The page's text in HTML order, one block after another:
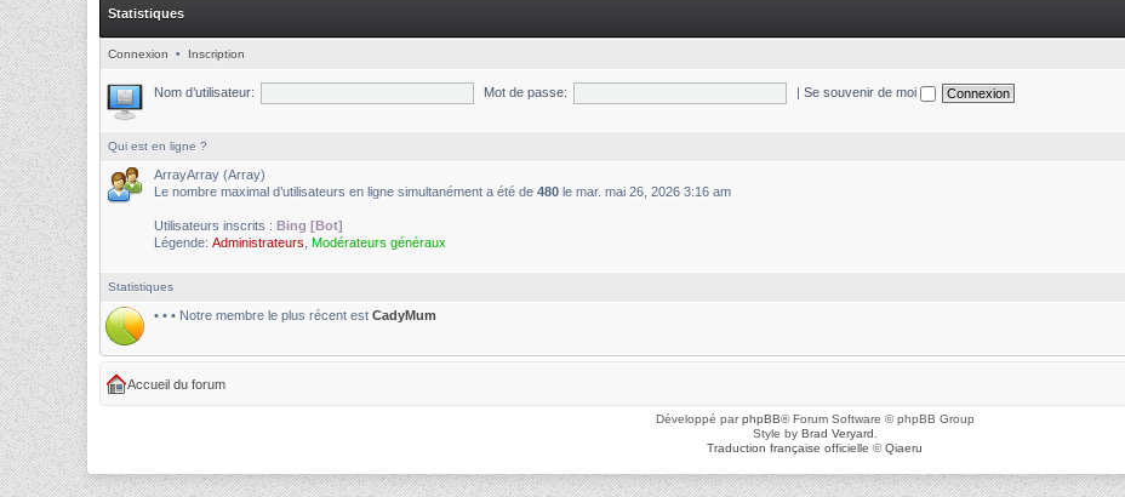
Statistiques
Connexion • Inscription
Nom d’utilisateur: Mot de passe: |Se souvenir de moi
Qui est en ligne ?
ArrayArray (Array)
Le nombre maximal d’utilisateurs en ligne simultanément a été de 480 le mar. mai 26, 2026 3:16 am
Utilisateurs inscrits : Bing [Bot]
Légende: Administrateurs Modérateurs généraux
Statistiques
• • • Notre membre le plus récent est CadyMum
Accueil du forum
Développé parphpBB® Forum Software © phpBB Group
Style by Brad Veryard
Traduction française officielle ©Qiaeru